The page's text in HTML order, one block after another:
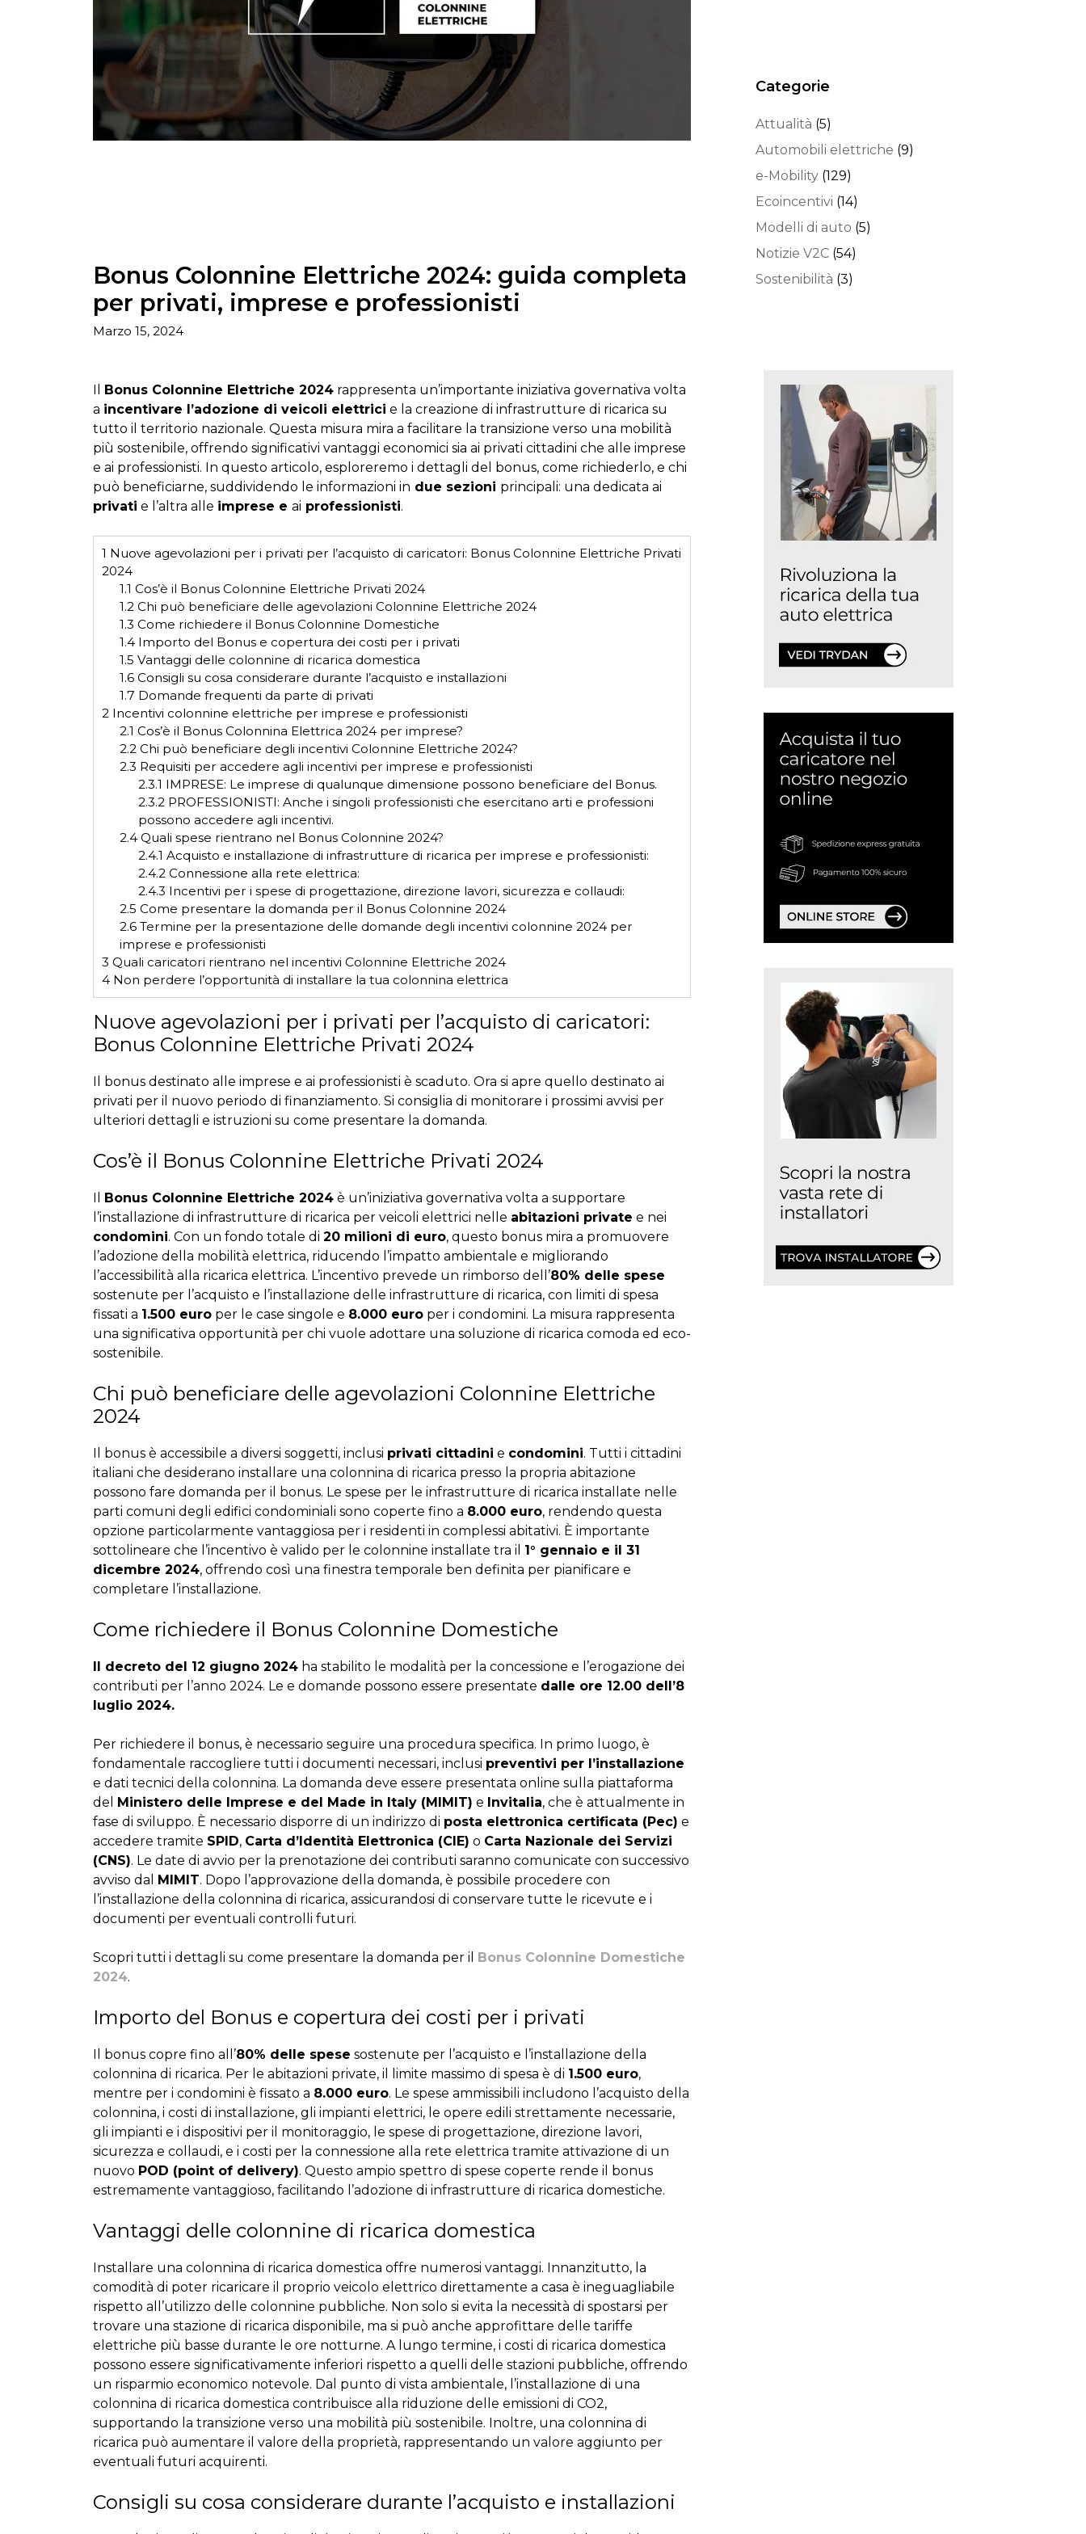
Bonus Colonnine Elettriche 2024: guida completa
per privati, imprese e professionisti
Marzo 15, 2024
Bonus Colonnine Elettriche 2024rappresenta un’importante iniziativa governativa volta
a incentivare l’adozione di veicoli elettrici e la creazione di infrastrutture di ricarica su
tutto il territorio nazionale. Questa misura mira a facilitare la transizione verso una mobilità
più sostenibile, offrendo significativi vantaggi economici sia ai privati cittadini che alle imprese
e ai professionisti. In questo articolo, esploreremo i dettagli del bonus, come richiederlo, e chi
può beneficiarne, suddividendo le informazioni in due sezioni principali: una dedicata ai
privati e l’altra alle imprese e ai professionisti.
1 Nuove agevolazioni per i privati per l’acquisto di caricatori: Bonus Colonnine Elettriche Privati
2024
1.1 Cos’è il Bonus Colonnine Elettriche Privati 2024
1.2 Chi può beneficiare delle agevolazioni Colonnine Elettriche 2024
1.3 Come richiedere il Bonus Colonnine Domestiche
1.4 Importo del Bonus e copertura dei costi per i privati
1.5 Vantaggi delle colonnine di ricarica domestica
1.6 Consigli su cosa considerare durante l’acquisto e installazioni
1.7 Domande frequenti da parte di privati
2Incentivi colonnine elettriche per imprese e professionisti
2.1 Cos’è il Bonus Colonnina Elettrica 2024 per imprese?
2.2 Chi può beneficiare degli incentivi Colonnine Elettriche 2024?
2.3 Requisiti per accedere agli incentivi per imprese e professionisti
2.3.1 IMPRESE: Le imprese di qualunque dimensione possono beneficiare del Bonus.
2.3.2 PROFESSIONISTI: Anche i singoli professionisti che esercitano arti e professioni
possono accedere agli incentivi.
2.4 Quali spese rientrano nel Bonus Colonnine 2024?
2.4.1 Acquisto e installazione di infrastrutture di ricarica per imprese e professionisti:
2.4.2 Connessione alla rete elettrica:
2.4.3 Incentivi per i spese di progettazione, direzione lavori, sicurezza e collaudi:
2.5 Come presentare la domanda per il Bonus Colonnine 2024
2.6 Termine per la presentazione delle domande degli incentivi colonnine 2024 per
imprese e professionisti
3 Quali caricatori rientrano nel incentivi Colonnine Elettriche 2024
4Non perdere l’opportunità di installare la tua colonnina elettrica
Nuove agevolazioni per i privati per l’acquisto di caricatori:
Bonus Colonnine Elettriche Privati 2024
Il bonus destinato alle imprese e ai professionisti è scaduto. Ora si apre quello destinato ai
privati per il nuovo periodo di finanziamento. Si consiglia di monitorare i prossimi avvisi per
ulteriori dettagli e istruzioni su come presentare la domanda.
Cos’è il Bonus Colonnine Elettriche Privati 2024
Il Bonus Colonnine Elettriche 2024è un’iniziativa governativa volta a supportare
l’installazione di infrastrutture di ricarica per veicoli elettrici nelle abitazioni private e nei
condomini. Con un fondo totale di 20 milioni di euro, questo bonus mira a promuovere
l’adozione della mobilità elettrica, riducendo l’impatto ambientale e migliorando
l’accessibilità alla ricarica elettrica. L’incentivo prevede un rimborso dell’80% delle spese
sostenute per l’acquisto e l’installazione delle infrastrutture di ricarica, con limiti di spesa
fissati a 1.500 europer le case singole e 8.000 europer i condomini. La misura rappresenta
una significativa opportunità per chi vuole adottare una soluzione di ricarica comoda ed eco-
sostenibile.
Chi può beneficiare delle agevolazioni Colonnine Elettriche
2024
Il bonus è accessibile a diversi soggetti, inclusi privati cittadini e condomini. Tutti i cittadini
italiani che desiderano installare una colonnina di ricarica presso la propria abitazione
possono fare domanda per il bonus. Le spese per le infrastrutture di ricarica installate nelle
parti comuni degli edifici condominiali sono coperte fino a 8.000 euro, rendendo questa
opzione particolarmente vantaggiosa per i residenti in complessi abitativi. È importante
sottolineare che l’incentivo è valido per le colonnine installate tra il 1° gennaio e il 31
dicembre 2024, offrendo così una finestra temporale ben definita per pianificare e
completare l’installazione.
Come richiedere il Bonus Colonnine Domestiche
Il decreto del 12 giugno 2024ha stabilito le modalità per la concessione e l’erogazione dei
contributi per l’anno 2024. Le e domande possono essere presentate dalle ore 12.00 dell’8
luglio 2024.
Per richiedere il bonus, è necessario seguire una procedura specifica. In primo luogo, è
fondamentale raccogliere tutti i documenti necessari, inclusi preventivi per l’installazione
e dati tecnici della colonnina. La domanda deve essere presentata online sulla piattaforma
del Ministero delle Imprese e del Made in Italy (MIMIT) e Invitalia, che è attualmente in
fase di sviluppo. È necessario disporre di un indirizzo di posta elettronica certificata (Pec) e
accedere tramite SPID, Carta d’Identità Elettronica (CIE) o Carta Nazionale dei Servizi
(CNS). Le date di avvio per la prenotazione dei contributi saranno comunicate con successivo
avviso dal MIMIT. Dopo l’approvazione della domanda, è possibile procedere con
l’installazione della colonnina di ricarica, assicurandosi di conservare tutte le ricevute e i
documenti per eventuali controlli futuri.
Scopri tutti i dettagli su come presentare la domanda per il Bonus Colonnine Domestiche
2024.
Importo del Bonus e copertura dei costi per i privati
Il bonus copre fino all’80% delle spese sostenute per l’acquisto e l’installazione della
colonnina di ricarica. Per le abitazioni private, il limite massimo di spesa è di 1.500 euro,
mentre per i condomini è fissato a 8.000 euro. Le spese ammissibili includono l’acquisto della
colonnina, i costi di installazione, gli impianti elettrici, le opere edili strettamente necessarie,
gli impianti e i dispositivi per il monitoraggio, le spese di progettazione, direzione lavori,
sicurezza e collaudi, e i costi per la connessione alla rete elettrica tramite attivazione di un
nuovo POD (point of delivery). Questo ampio spettro di spese coperte rende il bonus
estremamente vantaggioso, facilitando l’adozione di infrastrutture di ricarica domestiche.
Vantaggi delle colonnine di ricarica domestica
Installare una colonnina di ricarica domestica offre numerosi vantaggi. Innanzitutto, la
comodità di poter ricaricare il proprio veicolo elettrico direttamente a casa è ineguagliabile
rispetto all’utilizzo delle colonnine pubbliche. Non solo si evita la necessità di spostarsi per
trovare una stazione di ricarica disponibile, ma si può anche approfittare delle tariffe
elettriche più basse durante le ore notturne. A lungo termine, i costi di ricarica domestica
possono essere significativamente inferiori rispetto a quelli delle stazioni pubbliche, offrendo
un risparmio economico notevole. Dal punto di vista ambientale, l’installazione di una
colonnina di ricarica domestica contribuisce alla riduzione delle emissioni di CO2,
supportando la transizione verso una mobilità più sostenibile. Inoltre, una colonnina di
ricarica può aumentare il valore della proprietà, rappresentando un valore aggiunto per
eventuali futuri acquirenti.
Consigli su cosa considerare durante l’acquisto e installazioni
Categorie
Attualità (5)
Automobili elettriche (9)
e-Mobility (129)
Ecoincentivi (14)
Modelli di auto (5)
Notizie V2C (54)
Sostenibilità (3)